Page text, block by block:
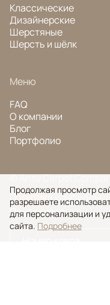
Классические
Дизайнерские
Шерстяные
Шерсть и шёлк
Меню
FAQ
О компании
Блог
Портфолио
© Ansy Carpet
Политика
Поиск ковра
Продолжая просмотр
разрешаете
для персонализации и
сайта. Подробнее